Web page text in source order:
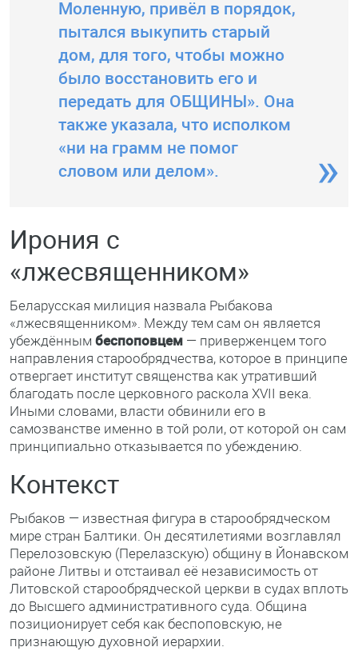
Моленную, привёл в порядок,
пытался выкупить старый
дом, для того, чтобы можно
было восстановить его и
передать для ОБЩИНЫ». Она
также указала, что исполком
«ни на грамм не помог
словом или делом».
Ирония с
«лжесвященником»
Беларусская милиция назвала Рыбакова
«лжесвященником». Между тем сам он является
убеждённым беспоповцем — приверженцем того
направления старообрядчества, которое в принципе
отвергает институт священства как утративший
благодать после церковного раскола XVII века.
Иными словами, власти обвинили его в
самозванстве именно в той роли, от которой он сам
принципиально отказывается по убеждению.
Контекст
Рыбаков — известная фигура в старообрядческом
мире стран Балтики. Он десятилетиями возглавлял
Перелозовскую (Перелазскую) общину в Йонавском
районе Литвы и отстаивал её независимость от
Литовской старообрядческой церкви в судах вплоть
до Высшего административного суда. Община
позиционирует себя как беспоповскую, не
признающую духовной иерархии.